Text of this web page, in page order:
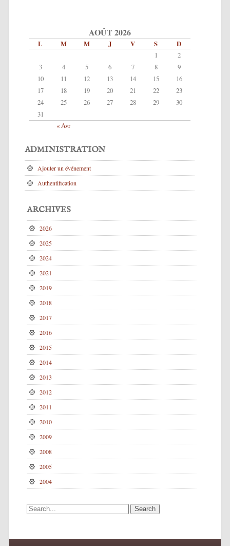
AOÛT 2026
L M M J V S D
« Avr
1
2
3
4 5 6 7 8
9
10
11 12 13 14 15
16
17
18 19 20 21 22
23
24
25 26 27 28 29
30
31
ADMINISTRATION
Ajouter un événement
Authentification
ARCHIVES
2026
2025
2024
2021
2019
2018
2017
2016
2015
2014
2013
2012
2011
2010
2009
2008
2005
2004
Search for: